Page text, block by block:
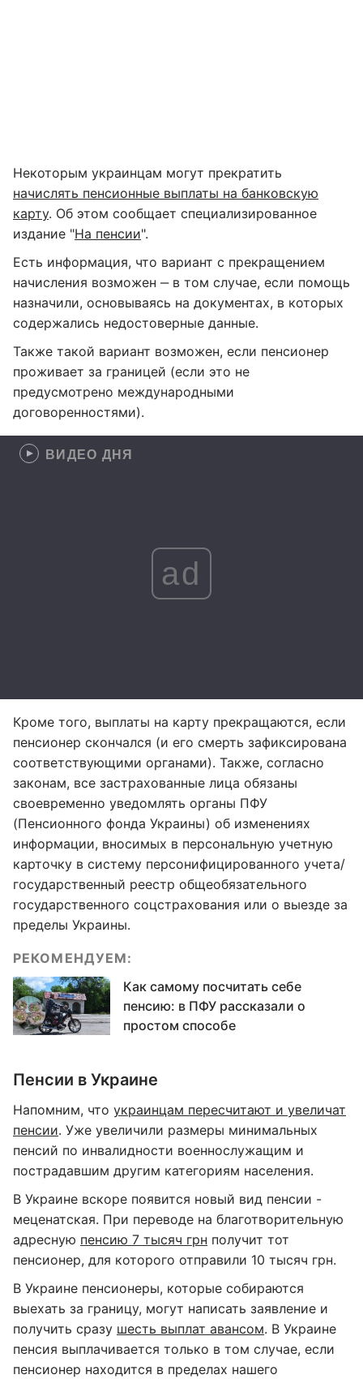
Некоторым украинцам могут прекратить
начислять пенсионные выплаты на банковскую
карту. Об этом сообщает специализированное
издание "На пенсии".
Есть информация, что вариант с прекращением
начисления возможен ‒ в том случае, если помощь
назначили, основываясь на документах, в которых
содержались недостоверные данные.
Также такой вариант возможен, если пенсионер
проживает за границей (если это не
предусмотрено международными
договоренностями).
ВИДЕО ДНЯ
ad
Кроме того, выплаты на карту прекращаются, если
пенсионер скончался (и его смерть зафиксирована
соответствующими органами). Также, согласно
законам, все застрахованные лица обязаны
своевременно уведомлять органы ПФУ
(Пенсионного фонда Украины) об изменениях
информации, вносимых в персональную учетную
карточку в систему персонифицированного учета/
государственный реестр общеобязательного
государственного соцстрахования или о выезде за
пределы Украины.
РЕКОМЕНДУЕМ:
Как самому посчитать себе
пенсию: в ПФУ рассказали о
простом способе
Пенсии в Украине
Напомним, что украинцам пересчитают и увеличат
пенсии. Уже увеличили размеры минимальных
пенсий по инвалидности военнослужащим и
пострадавшим другим категориям населения.
В Украине вскоре появится новый вид пенсии -
меценатская. При переводе на благотворительную
адресную пенсию 7 тысяч грн получит тот
пенсионер, для которого отправили 10 тысяч грн.
В Украине пенсионеры, которые собираются
выехать за границу, могут написать заявление и
получить сразу шесть выплат авансом. В Украине
пенсия выплачивается только в том случае, если
пенсионер находится в пределах нашего